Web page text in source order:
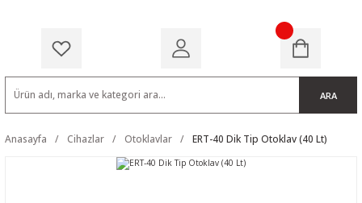
ARA
Anasayfa Cihazlar Otoklavlar ERT-40 Dik Tip Otoklav (40 Lt)